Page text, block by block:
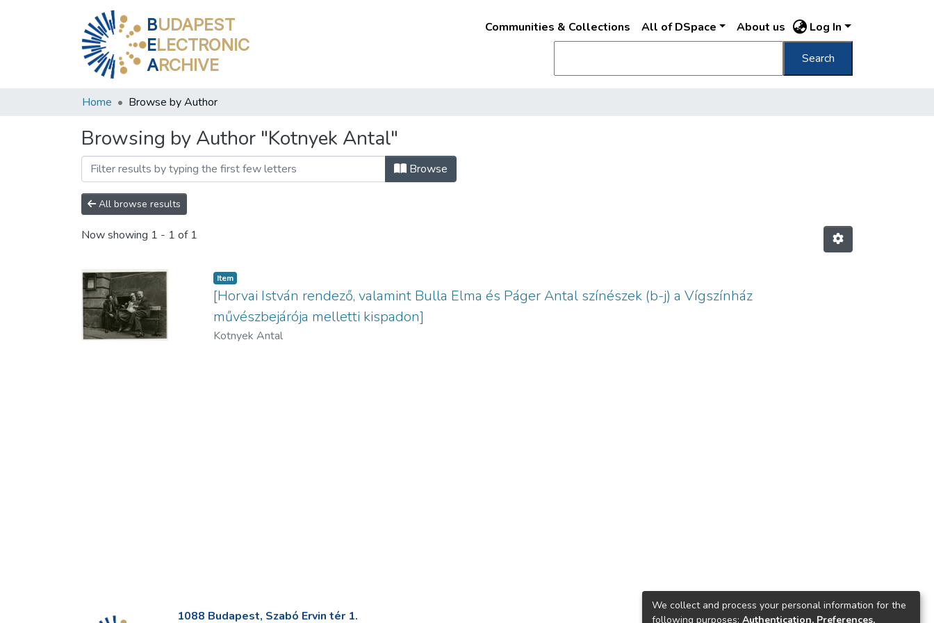
BUDAPEST
ELECTRONIC
ARCHIVE
Communities & Collections All of DSpace About us Log In
Search
Home Browse by Author
Browsing by Author "Kotnyek Antal"
Browse
All browse results
Now showing 1 - 1 of 1
Item
[Horvai István rendező, valamint Bulla Elma és Páger Antal színészek (b-j) a Vígszínház
művészbejárója melletti kispadon]
Kotnyek Antal
1088 Budapest, Szabó Ervin tér 1.
We collect and process your personal information for the
following purposes: Authentication, Preferences,